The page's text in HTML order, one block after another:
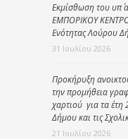
Εκμίσθωση του υπ΄
ΕΜΠΟΡΙΚΟΥ
Ενότητας Λούρου
31 Ιουλίου 2026
Προκήρυξη
την προμήθεια
χαρτιού για τα έτη
Δήμου και τις
21 Ιουλίου 2026